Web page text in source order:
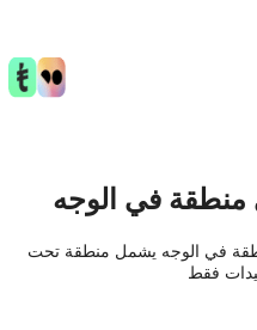
في الوجه يشمل منطقة تحت
فقط